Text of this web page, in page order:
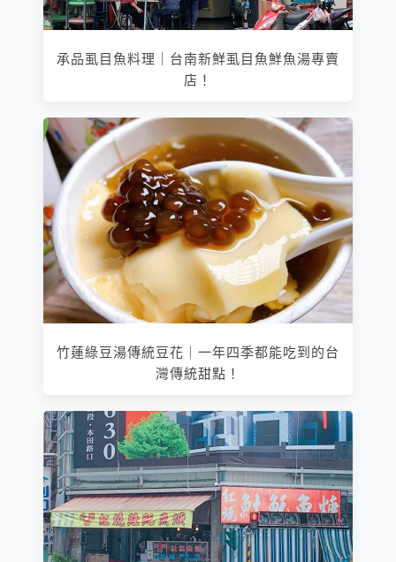
承品虱目魚料理｜台南新鮮虱目魚鮮魚湯專賣
店！
竹蓮綠豆湯傳統豆花｜一年四季都能吃到的台
灣傳統甜點！